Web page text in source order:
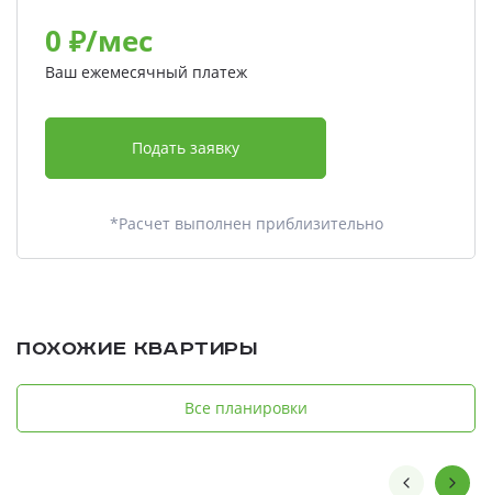
0 ₽/мес
Ваш ежемесячный платеж
Подать заявку
*Расчет выполнен приблизительно
Похожие квартиры
Все планировки